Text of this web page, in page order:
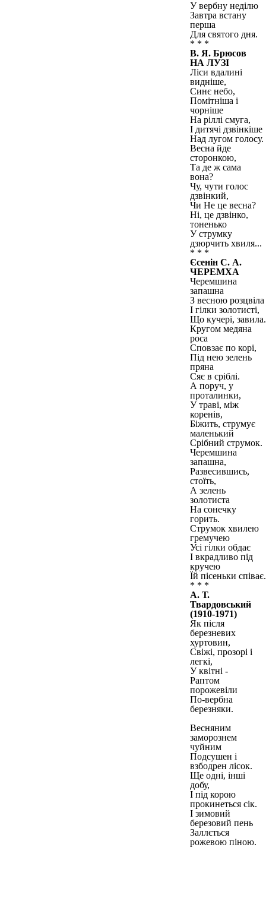
У вербну неділю
Завтра встану
перша
Для святого дня.
* * *
В. Я. Брюсов
НА ЛУЗІ
Ліси вдалині
видніше,
Синє небо,
Помітніша і
чорніше
На ріллі смуга,
І дитячі дзвінкіше
Над лугом голосу.
Весна йде
сторонкою,
Та де ж сама
вона?
Чу, чути голос
дзвінкий,
Чи Не це весна?
Ні, це дзвінко,
тоненько
У струмку
дзюрчить хвиля...
* * *
Єсенін С. А.
ЧЕРЕМХА
Черемшина
запашна
З весною розцвіла
І гілки золотисті,
Що кучері, завила.
Кругом медяна
роса
Сповзає по корі,
Під нею зелень
пряна
Сяє в сріблі.
А поруч, у
проталинки,
У траві, між
коренів,
Біжить, струмує
маленький
Срібний струмок.
Черемшина
запашна,
Развесившись,
стоїть,
А зелень
золотиста
На сонечку
горить.
Струмок хвилею
гремучею
Усі гілки обдає
І вкрадливо під
кручею
Їй пісеньки співає.
* * *
А. Т.
Твардовський
(1910-1971)
Як після
березневих
хуртовин,
Свіжі, прозорі і
легкі,
У квітні -
Раптом
порожевіли
По-вербна
березняки.
Весняним
заморознем
чуйним
Подсушен і
взбодрен лісок.
Ще одні, інші
добу,
І під корою
прокинеться сік.
І зимовий
березовий пень
Заллється
рожевою піною.